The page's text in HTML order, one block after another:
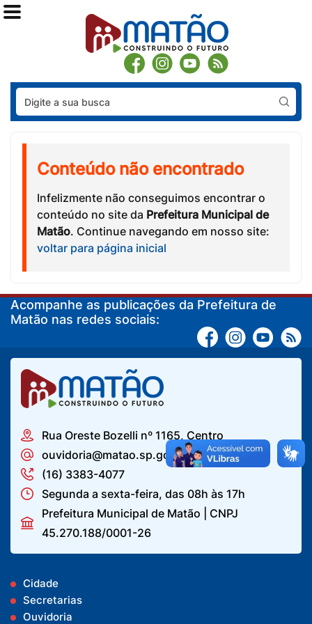
Conteúdo não encontrado
Infelizmente não conseguimos encontrar o
conteúdo no site da Prefeitura Municipal de
Matão. Continue navegando em nosso site:
voltar para página inicial
Acompanhe as publicações da Prefeitura de
Matão nas redes sociais:
Rua Oreste Bozelli nº 1165, Centro
ouvidoria@matao.sp.gov.br
(16) 3383-4077
Segunda a sexta-feira, das 08h às 17h
Prefeitura Municipal de Matão | CNPJ
45.270.188/0001-26
Cidade
Secretarias
Ouvidoria